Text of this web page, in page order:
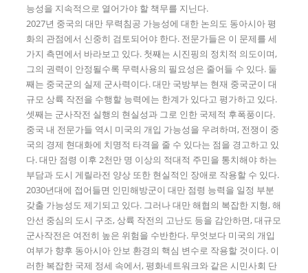
능성을 지속적으로 열어가야 할 책무를 지닌다.
2027년 중국의 대만 무력침공 가능성에 대한 논의도 동아시아 평
화의 관점에서 신중히 검토되어야 한다. 전문가들은 이 문제를 세
가지 측면에서 바라보고 있다. 첫째는 시진핑의 정치적 의도이며,
그의 권력이 안정될수록 무력사용의 필요성은 줄어들 수 있다. 둘
째는 중국군의 실제 군사력이다. 대만 국방부는 현재 중국군이 대
규모 상륙 작전을 수행할 능력에는 한계가 있다고 평가하고 있다.
셋째는 군사작전 실행의 현실성과 그로 인한 국제적 후폭풍이다.
중국 내 전문가들 역시 미국의 개입 가능성을 우려하며, 전쟁이 중
국의 경제 현대화에 치명적 타격을 줄 수 있다는 점을 경고하고 있
다. 대만 점령 이후 2천만 명 이상의 적대적 주민을 통치해야 하는
부담과 도시 게릴라전 양상 또한 현실적인 장애로 작용할 수 있다.
2030년대에 접어들면 인민해방군이 대만 점령 능력을 일정 부분
갖출 가능성도 제기되고 있다. 그러나 대만 해협의 복잡한 지형, 해
안선 중심의 도시 구조, 상륙 작전의 고난도 등을 감안하면, 대규모
군사작전은 여전히 높은 위험을 수반한다. 무엇보다 미국의 개입
여부가 향후 동아시아 안보 환경의 핵심 변수로 작용할 것이다. 이
러한 복잡한 국제 정세 속에서, 평화네트워크와 같은 시민사회 단